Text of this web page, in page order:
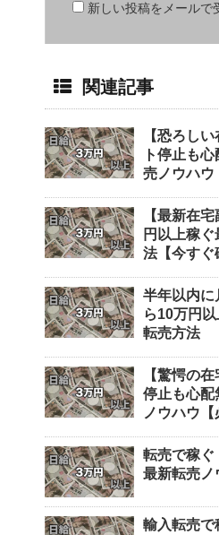
新しい投稿をメールで
関連記事
【恐ろし
ト停止も
売ノウハウ
【最新在
円以上稼
法【今すぐ
半年以内に
ら10万円
転売方法
【驚愕の
停止も心配
ノウハウ【
転売で稼
最新転売ノ
輸入転売で